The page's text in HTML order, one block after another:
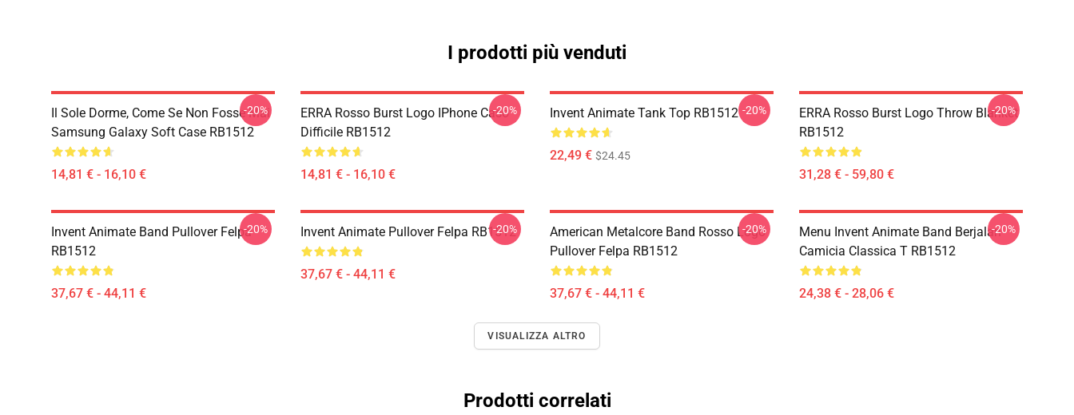
I prodotti più venduti
Il Sole Dorme, Come Se Non Fosse Mai
Samsung Galaxy Soft Case RB1512
14,81 € - 16,10 €
-20%
ERRA Rosso Burst Logo IPhone Caso
Difficile RB1512
14,81 € - 16,10 €
-20% Invent Animate Tank Top RB1512
22,49 € $24.45
-20%
ERRA Rosso Burst Logo Throw Blanket
RB1512
31,28 € - 59,80 €
-20%
Invent Animate Band Pullover Felpa
RB1512
37,67 € - 44,11 €
-20% Invent Animate Pullover Felpa RB1512
37,67 € - 44,11 €
-20%
American Metalcore Band Rosso Logo
Pullover Felpa RB1512
37,67 € - 44,11 €
-20%
Menu Invent Animate Band Berjalan
Camicia Classica T RB1512
24,38 € - 28,06 €
-20%
VISUALIZZA ALTRO
Prodotti correlati